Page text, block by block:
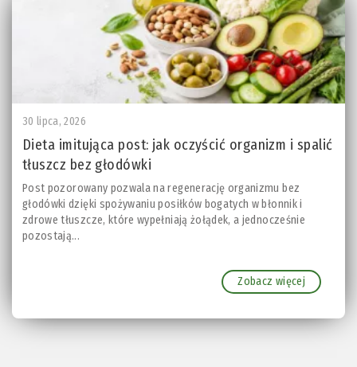
30 lipca, 2026
Dieta imitująca post: jak oczyścić organizm i spalić
tłuszcz bez głodówki
Post pozorowany pozwala na regenerację organizmu bez
głodówki dzięki spożywaniu posiłków bogatych w błonnik i
zdrowe tłuszcze, które wypełniają żołądek, a jednocześnie
pozostają...
Zobacz więcej